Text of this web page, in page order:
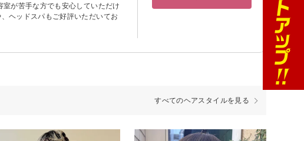
が苦手な方でも安心していただけ
ヘッドスパもご好評いただいてお
すべてのヘアスタイルを見る